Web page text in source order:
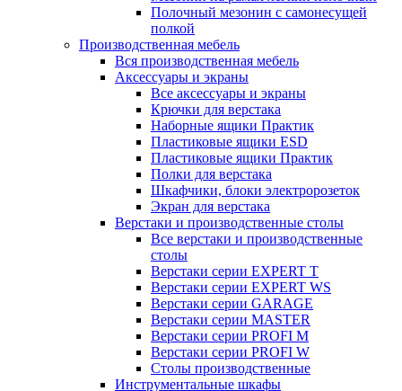
Полочный мезонин с самонесущей
полкой
Производственная мебель
Вся производственная мебель
Аксессуары и экраны
Все аксессуары и экраны
Крючки для верстака
Наборные ящики Практик
Пластиковые ящики ESD
Пластиковые ящики Практик
Полки для верстака
Шкафчики, блоки электророзеток
Экран для верстака
Верстаки и производственные столы
Все верстаки и производственные
столы
Верстаки серии EXPERT T
Верстаки серии EXPERT WS
Верстаки серии GARAGE
Верстаки серии MASTER
Верстаки серии PROFI M
Верстаки серии PROFI W
Столы производственные
Инструментальные шкафы